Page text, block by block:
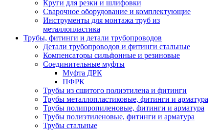
Круги для резки и шлифовки
Сварочное оборудование и комплектующие
Инструменты для монтажа труб из
металлопластика
Трубы, фитинги и детали трубопроводов
Детали трубопроводов и фитинги стальные
Компенсаторы сильфонные и резиновые
Соединительные муфты
Муфта ДРК
ПФРК
Трубы из сшитого полиэтилена и фитинги
Трубы металлопластиковые, фитинги и арматура
Трубы полипропиленовые, фитинги и арматура
Трубы полиэтиленовые, фитинги и арматура
Трубы стальные